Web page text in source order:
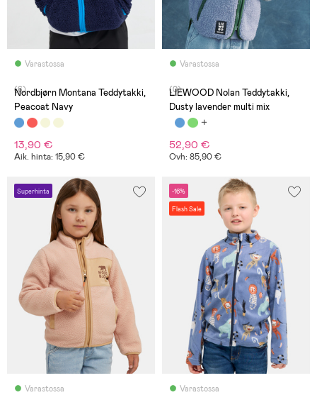
Varastossa
(6)
Nordbjørn Montana Teddytakki,
Peacoat Navy
13,90 €
Aik. hinta: 15,90 €
Varastossa
(0)
LIEWOOD Nolan Teddytakki,
Dusty lavender multi mix
52,90 €
Ovh: 85,90 €
Superhinta
Varastossa
-16%
Flash Sale
Varastossa